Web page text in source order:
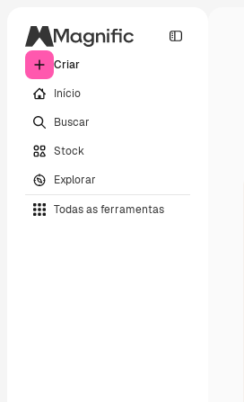
Criar
Início
Buscar
Stock
Explorar
Todas as ferramentas